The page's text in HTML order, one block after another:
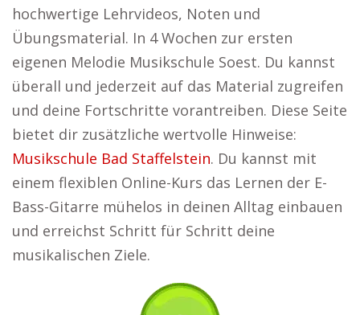
hochwertige Lehrvideos, Noten und
Übungsmaterial. In 4 Wochen zur ersten
eigenen Melodie Musikschule Soest. Du kannst
überall und jederzeit auf das Material zugreifen
und deine Fortschritte vorantreiben. Diese Seite
bietet dir zusätzliche wertvolle Hinweise:
Musikschule Bad Staffelstein. Du kannst mit
einem flexiblen Online-Kurs das Lernen der E-
Bass-Gitarre mühelos in deinen Alltag einbauen
und erreichst Schritt für Schritt deine
musikalischen Ziele.